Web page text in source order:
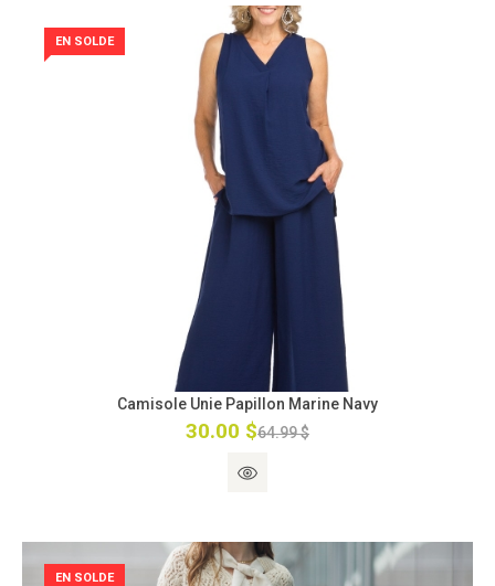
EN SOLDE
Camisole Unie Papillon Marine Navy
30.00 $64.99 $
EN SOLDE